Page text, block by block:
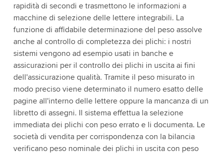
rapidità di secondi e trasmettono le informazioni a
macchine di selezione delle lettere integrabili. La
funzione di affidabile determinazione del peso assolve
anche al controllo di completezza dei plichi: i nostri
sistemi vengono ad esempio usati in banche e
assicurazioni per il controllo dei plichi in uscita ai fini
dell'assicurazione qualità. Tramite il peso misurato in
modo preciso viene determinato il numero esatto delle
pagine all'interno delle lettere oppure la mancanza di un
libretto di assegni. Il sistema effettua la selezione
immediata dei plichi con peso errato e li documenta. Le
società di vendita per corrispondenza con la bilancia
verificano peso nominale dei plichi in uscita con peso